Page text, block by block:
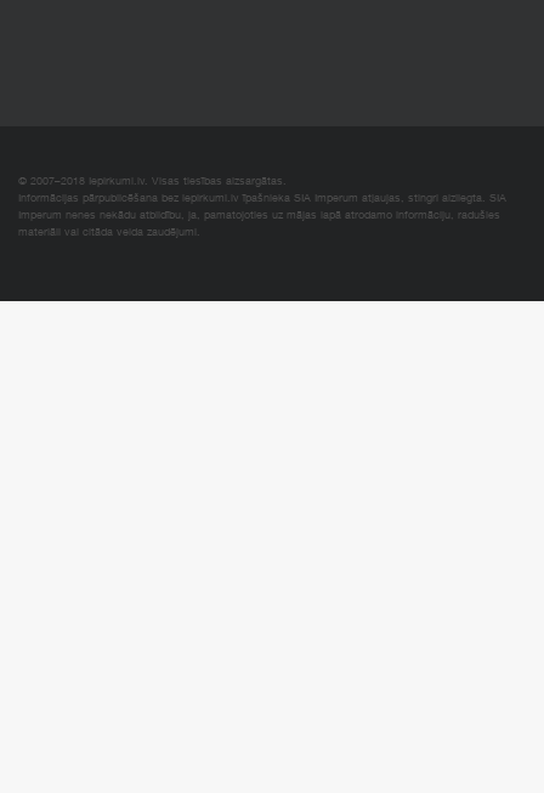
© 2007–2018 Iepirkumi.lv. Visas tiesības aizsargātas.
Informācijas pārpublicēšana bez iepirkumi.lv īpašnieka SIA Imperum atļaujas, stingri aizliegta. SIA
Imperum nenes nekādu atbildību, ja, pamatojoties uz mājas lapā atrodamo informāciju, radušies
materiāli vai citāda veida zaudējumi.